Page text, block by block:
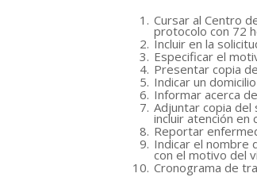
Cursar al Centro
protocolo con 72
Incluir en la
Especificar el
Presentar copia
Indicar un
Informar acerca
Adjuntar copia
incluir atención en
Reportar
Indicar el nombre
con el motivo del
Cronograma de